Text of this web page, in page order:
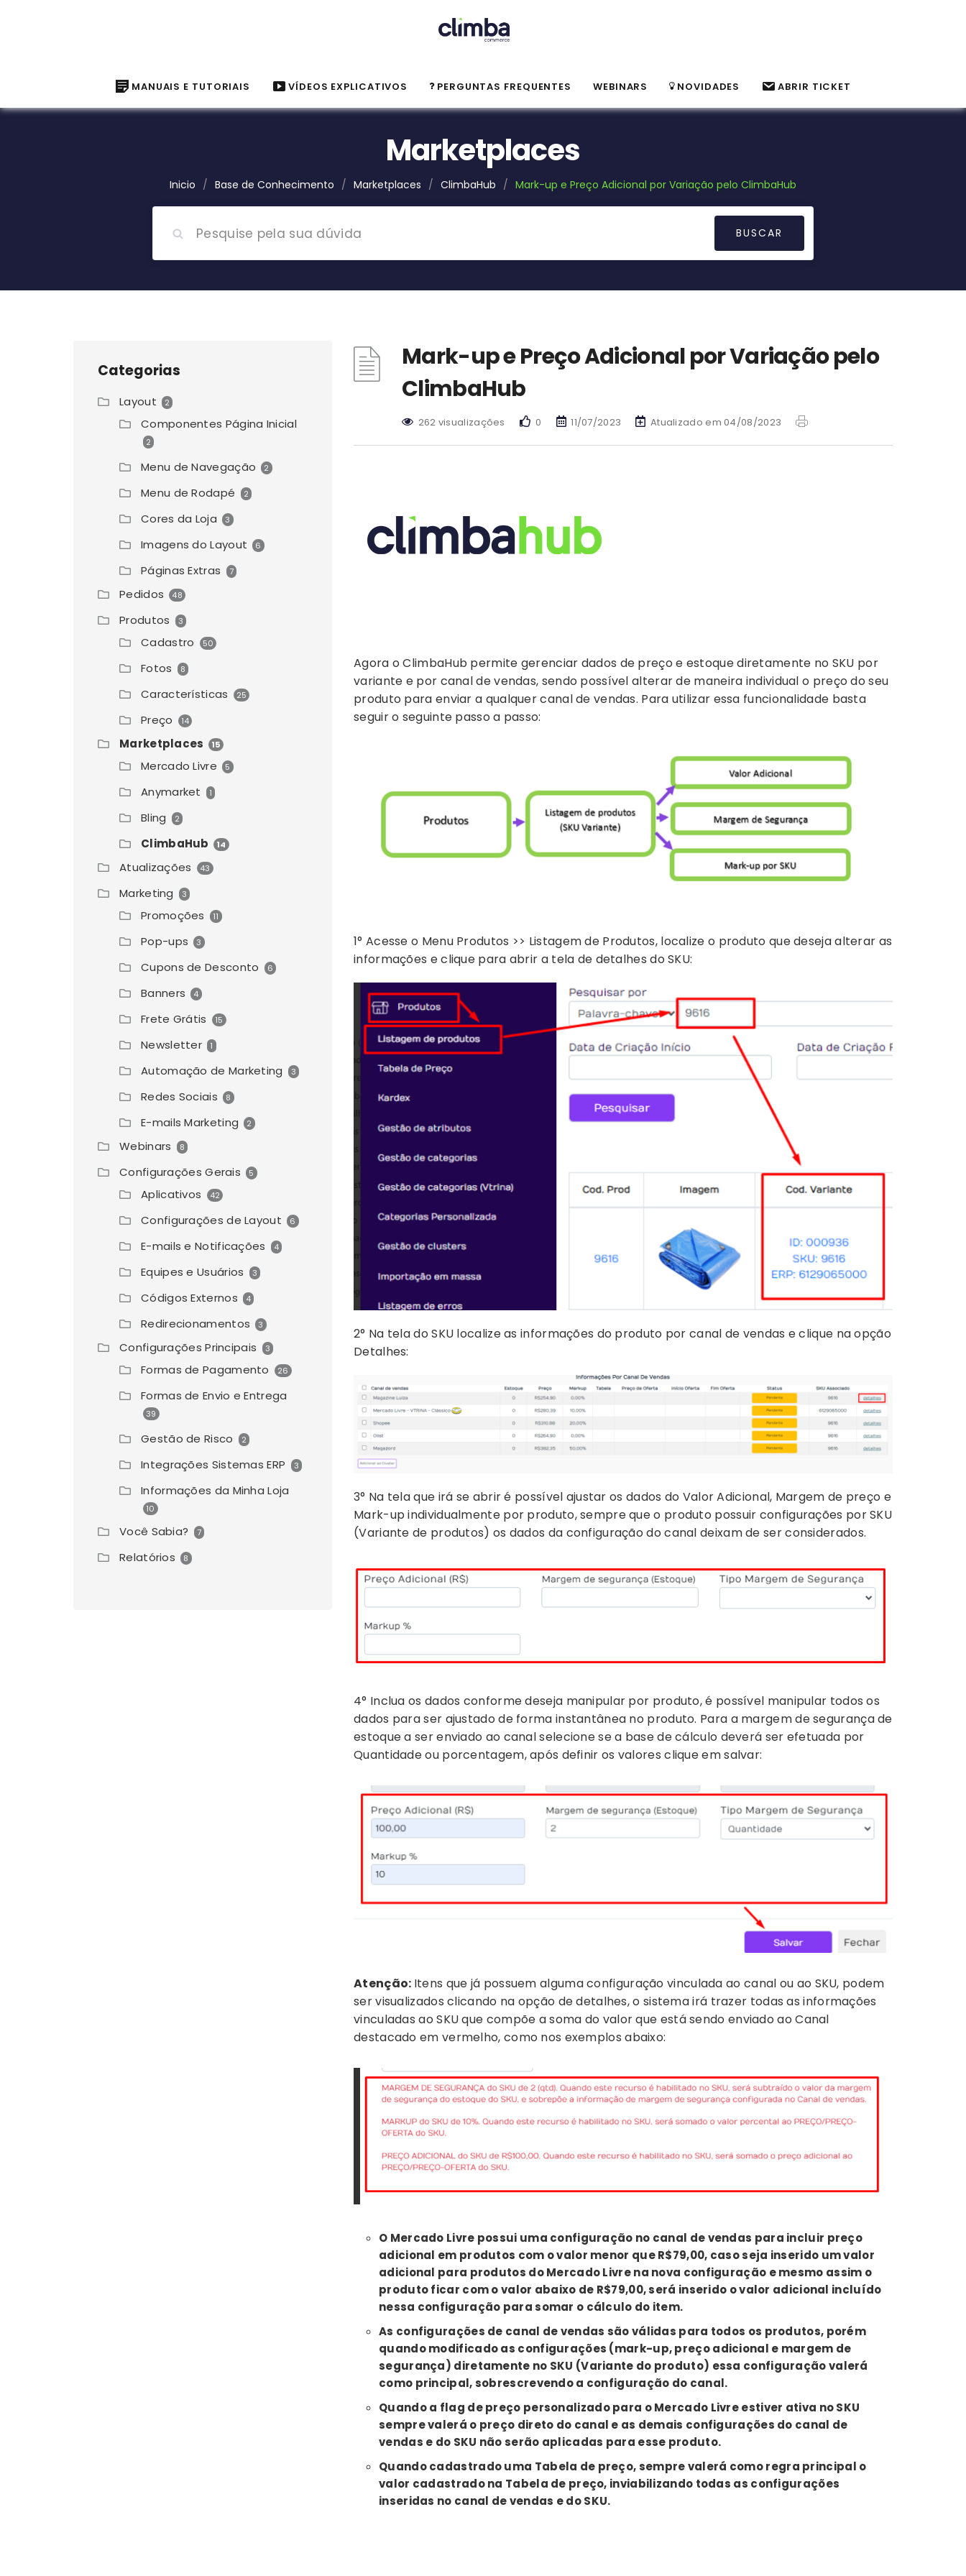
MANUAIS E TUTORIAIS VÍDEOS EXPLICATIVOS PERGUNTAS FREQUENTES WEBINARS NOVIDADES ABRIR TICKET
Marketplaces
Inicio / Base de Conhecimento / Marketplaces / ClimbaHub / Mark-up e Preço Adicional por Variação pelo ClimbaHub
Categorias
Layout 2
Componentes Página Inicial
2
Menu de Navegação 2
Menu de Rodapé 2
Cores da Loja 3
Imagens do Layout 6
Páginas Extras 7
Pedidos 48
Produtos 3
Cadastro 50
Fotos 8
Características 25
Preço 14
Marketplaces 15
Mercado Livre 5
Anymarket 1
Bling 2
ClimbaHub 14
Atualizações 43
Marketing 3
Promoções 11
Pop-ups 3
Cupons de Desconto 6
Banners 4
Frete Grátis 15
Newsletter 1
Automação de Marketing 3
Redes Sociais 8
E-mails Marketing 2
Webinars 8
Configurações Gerais 5
Aplicativos 42
Configurações de Layout 6
E-mails e Notificações 4
Equipes e Usuários 3
Códigos Externos 4
Redirecionamentos 3
Configurações Principais 3
Formas de Pagamento 26
Formas de Envio e Entrega
39
Gestão de Risco 2
Integrações Sistemas ERP 3
Informações da Minha Loja
10
Você Sabia? 7
Relatórios 8
Mark-up e Preço Adicional por Variação pelo
ClimbaHub
262 visualizações 0 11/07/2023 Atualizado em 04/08/2023
Agora o ClimbaHub permite gerenciar dados de preço e estoque diretamente no SKU por
variante e por canal de vendas, sendo possível alterar de maneira individual o preço do seu
produto para enviar a qualquer canal de vendas. Para utilizar essa funcionalidade basta
seguir o seguinte passo a passo:
1° Acesse o Menu Produtos >> Listagem de Produtos, localize o produto que deseja alterar as
informações e clique para abrir a tela de detalhes do SKU:
2° Na tela do SKU localize as informações do produto por canal de vendas e clique na opção
Detalhes:
3° Na tela que irá se abrir é possível ajustar os dados do Valor Adicional, Margem de preço e
Mark-up individualmente por produto, sempre que o produto possuir configurações por SKU
(Variante de produtos) os dados da configuração do canal deixam de ser considerados.
4° Inclua os dados conforme deseja manipular por produto, é possível manipular todos os
dados para ser ajustado de forma instantânea no produto. Para a margem de segurança de
estoque a ser enviado ao canal selecione se a base de cálculo deverá ser efetuada por
Quantidade ou porcentagem, após definir os valores clique em salvar:
Atenção: Itens que já possuem alguma configuração vinculada ao canal ou ao SKU, podem
ser visualizados clicando na opção de detalhes, o sistema irá trazer todas as informações
vinculadas ao SKU que compõe a soma do valor que está sendo enviado ao Canal
destacado em vermelho, como nos exemplos abaixo:
O Mercado Livre possui uma configuração no canal de vendas para incluir preço
adicional em produtos com o valor menor que R$79,00, caso seja inserido um valor
adicional para produtos do Mercado Livre na nova configuração e mesmo assim o
produto ficar com o valor abaixo de R$79,00, será inserido o valor adicional incluído
nessa configuração para somar o cálculo do item.
As configurações de canal de vendas são válidas para todos os produtos, porém
quando modificado as configurações (mark-up, preço adicional e margem de
segurança) diretamente no SKU (Variante do produto) essa configuração valerá
como principal, sobrescrevendo a configuração do canal.
Quando a flag de preço personalizado para o Mercado Livre estiver ativa no SKU
sempre valerá o preço direto do canal e as demais configurações do canal de
vendas e do SKU não serão aplicadas para esse produto.
Quando cadastrado uma Tabela de preço, sempre valerá como regra principal o
valor cadastrado na Tabela de preço, inviabilizando todas as configurações
inseridas no canal de vendas e do SKU.